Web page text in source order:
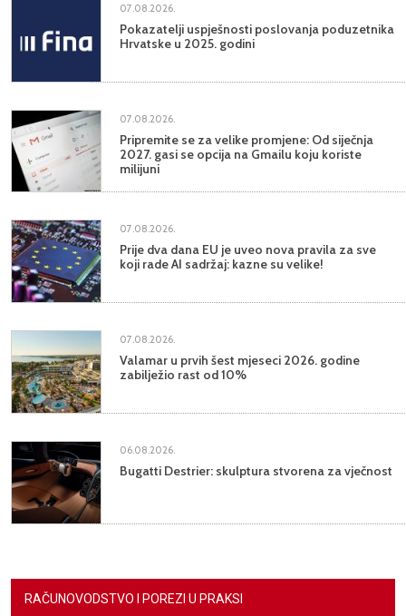
07.08.2026.
Pokazatelji uspješnosti poslovanja poduzetnika
Hrvatske u 2025. godini
07.08.2026.
Pripremite se za velike promjene: Od siječnja
2027. gasi se opcija na Gmailu koju koriste
milijuni
07.08.2026.
Prije dva dana EU je uveo nova pravila za sve
koji rade AI sadržaj: kazne su velike!
07.08.2026.
Valamar u prvih šest mjeseci 2026. godine
zabilježio rast od 10%
06.08.2026.
Bugatti Destrier: skulptura stvorena za vječnost
RAČUNOVODSTVO I POREZI U PRAKSI